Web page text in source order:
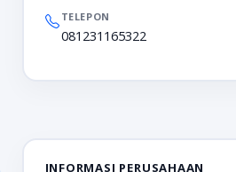
TELEPON
081231165322
INFORMASI PERUSAHAAN